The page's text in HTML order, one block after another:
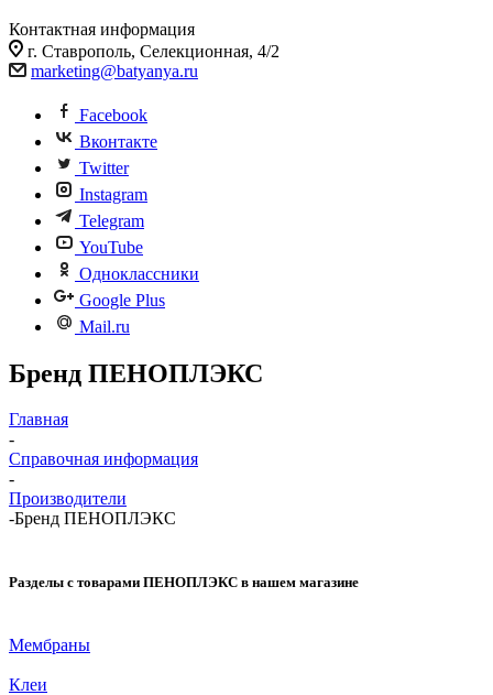
Контактная информация
г. Ставрополь, Селекционная, 4/2
marketing@batyanya.ru
Facebook
Вконтакте
Twitter
Instagram
Telegram
YouTube
Одноклассники
Google Plus
Mail.ru
Бренд ПЕНОПЛЭКС
Главная
-
Справочная информация
-
Производители
-Бренд ПЕНОПЛЭКС
Разделы с товарами ПЕНОПЛЭКС в нашем магазине
Мембраны
Клеи